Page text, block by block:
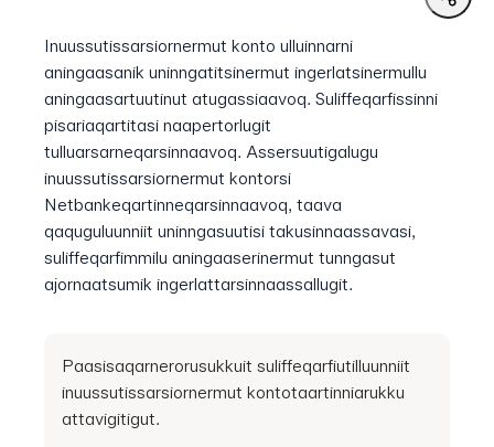
Inuussutissarsiornermut konto ulluinnarni
aningaasanik uninngatitsinermut ingerlatsinermullu
aningaasartuutinut atugassiaavoq. Suliffeqarfissinni
pisariaqartitasi naapertorlugit
tulluarsarneqarsinnaavoq. Assersuutigalugu
inuussutissarsiornermut kontorsi
Netbankeqartinneqarsinnaavoq, taava
qaquguluunniit uninngasuutisi takusinnaassavasi,
suliffeqarfimmilu aningaaserinermut tunngasut
ajornaatsumik ingerlattarsinnaassallugit.
Paasisaqarnerorusukkuit suliffeqarfiutilluunniit
inuussutissarsiornermut kontotaartinniarukku
attavigitigut.